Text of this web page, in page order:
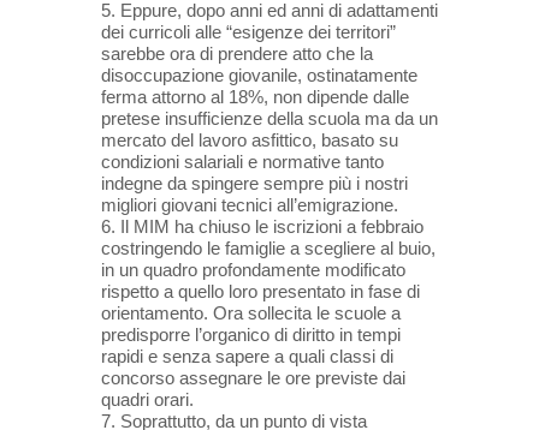
5. Eppure, dopo anni ed anni di adattamenti
dei curricoli alle “esigenze dei territori”
sarebbe ora di prendere atto che la
disoccupazione giovanile, ostinatamente
ferma attorno al 18%, non dipende dalle
pretese insufficienze della scuola ma da un
mercato del lavoro asfittico, basato su
condizioni salariali e normative tanto
indegne da spingere sempre più i nostri
migliori giovani tecnici all’emigrazione.
6. Il MIM ha chiuso le iscrizioni a febbraio
costringendo le famiglie a scegliere al buio,
in un quadro profondamente modificato
rispetto a quello loro presentato in fase di
orientamento. Ora sollecita le scuole a
predisporre l’organico di diritto in tempi
rapidi e senza sapere a quali classi di
concorso assegnare le ore previste dai
quadri orari.
7. Soprattutto, da un punto di vista